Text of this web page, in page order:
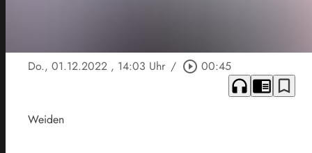
Do., 01.12.2022 , 14:03 Uhr / play_circle_outline 00:45
headphones chrome_reader_mode bookmark_border
Weiden